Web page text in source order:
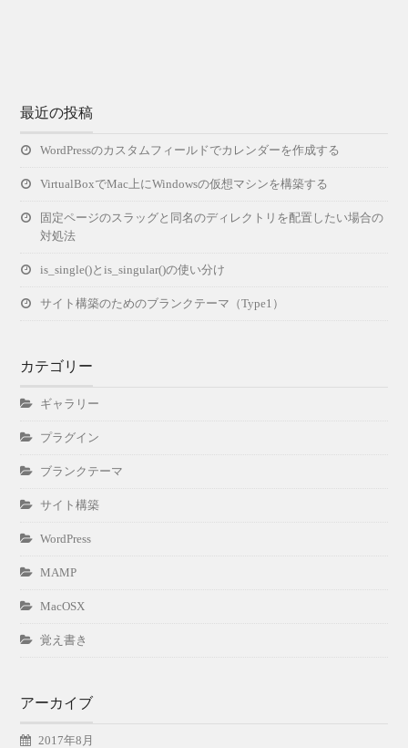
最近の投稿
WordPressのカスタムフィールドでカレンダーを作成する
VirtualBoxでMac上にWindowsの仮想マシンを構築する
固定ページのスラッグと同名のディレクトリを配置したい場合の
対処法
is_single()とis_singular()の使い分け
サイト構築のためのブランクテーマ（Type1）
カテゴリー
ギャラリー
プラグイン
ブランクテーマ
サイト構築
WordPress
MAMP
MacOSX
覚え書き
アーカイブ
2017年8月